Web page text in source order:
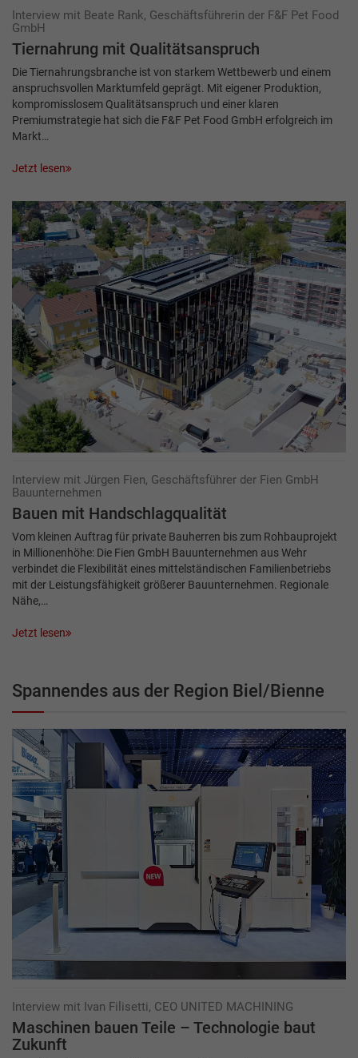
Interview mit Beate Rank, Geschäftsführerin der F&F Pet Food
GmbH
Tiernahrung mit Qualitätsanspruch
Die Tiernahrungsbranche ist von starkem Wettbewerb und einem
anspruchsvollen Markt­umfeld geprägt. Mit eigener Produktion,
kompromisslosem Qualitätsanspruch und einer klaren
Premiumstrategie hat sich die F&F Pet Food GmbH erfolgreich im
Markt…
Jetzt lesen
Interview mit Jürgen Fien, Geschäftsführer der Fien GmbH
Bauunternehmen
Bauen mit Handschlagqualität
Vom kleinen Auftrag für private Bauherren bis zum Rohbauprojekt
in Millionenhöhe: Die Fien GmbH Bauunternehmen aus Wehr
verbindet die Flexibilität eines mittelständischen Familienbetriebs
mit der Leistungsfähigkeit größerer Bauunternehmen. Regionale
Nähe,…
Jetzt lesen
Spannendes aus der Region Biel/Bienne
Interview mit Ivan Filisetti, CEO UNITED MACHINING
Maschinen bauen Teile – Technologie baut
Zukunft